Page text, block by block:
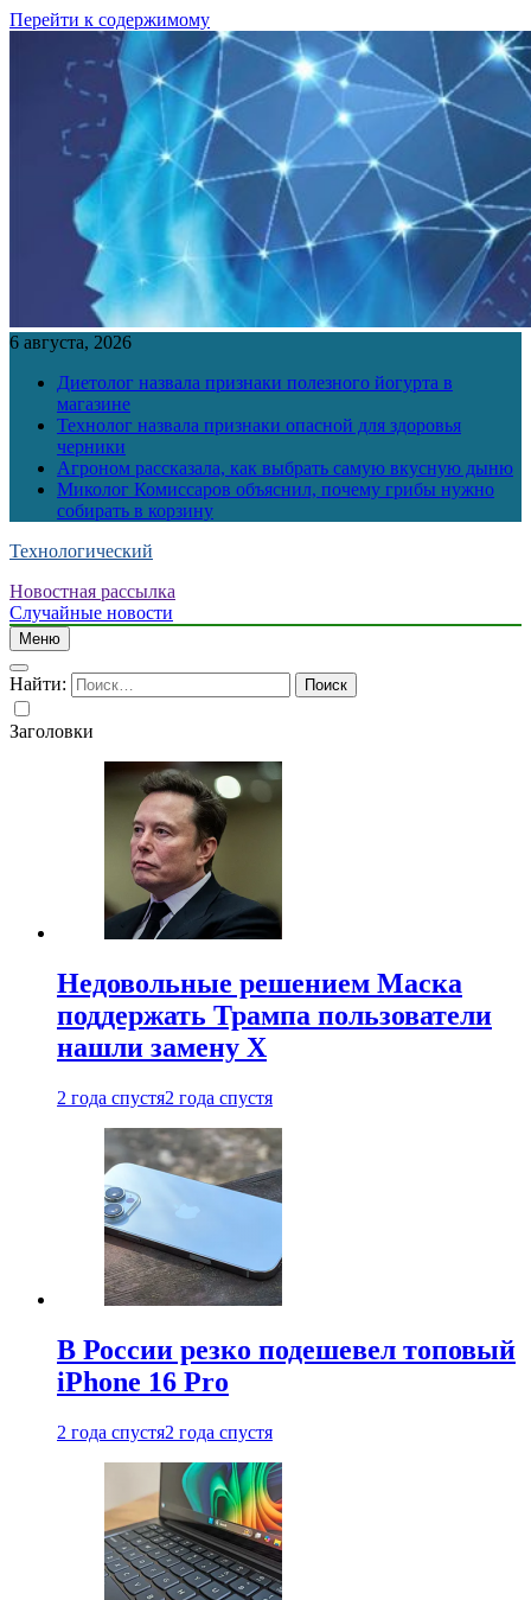
Перейти к содержимому
6 августа, 2026
Диетолог назвала признаки полезного йогурта в
магазине
Технолог назвала признаки опасной для здоровья
черники
Агроном рассказала, как выбрать самую вкусную дыню
Миколог Комиссаров объяснил, почему грибы нужно
собирать в корзину
Технологический
Новостная рассылка
Случайные новости
Меню
Найти:
Заголовки
Недовольные решением Маска
поддержать Трампа пользователи
нашли замену X
2 года спустя2 года спустя
В России резко подешевел топовый
iPhone 16 Pro
2 года спустя2 года спустя